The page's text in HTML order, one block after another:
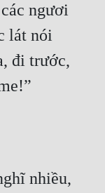
ngươi
lát nói
đi trước,
nhiều,